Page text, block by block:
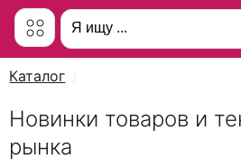
Каталог
Новинки товаров и
рынка